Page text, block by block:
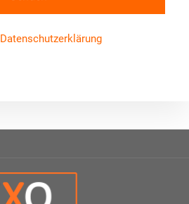
Datenschutzerklärung